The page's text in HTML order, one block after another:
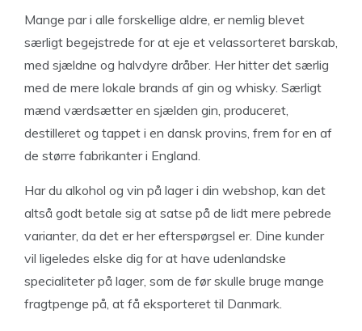
Mange par i alle forskellige aldre, er nemlig blevet
særligt begejstrede for at eje et velassorteret barskab,
med sjældne og halvdyre dråber. Her hitter det særlig
med de mere lokale brands af gin og whisky. Særligt
mænd værdsætter en sjælden gin, produceret,
destilleret og tappet i en dansk provins, frem for en af
de større fabrikanter i England.
Har du alkohol og vin på lager i din webshop, kan det
altså godt betale sig at satse på de lidt mere pebrede
varianter, da det er her efterspørgsel er. Dine kunder
vil ligeledes elske dig for at have udenlandske
specialiteter på lager, som de før skulle bruge mange
fragtpenge på, at få eksporteret til Danmark.